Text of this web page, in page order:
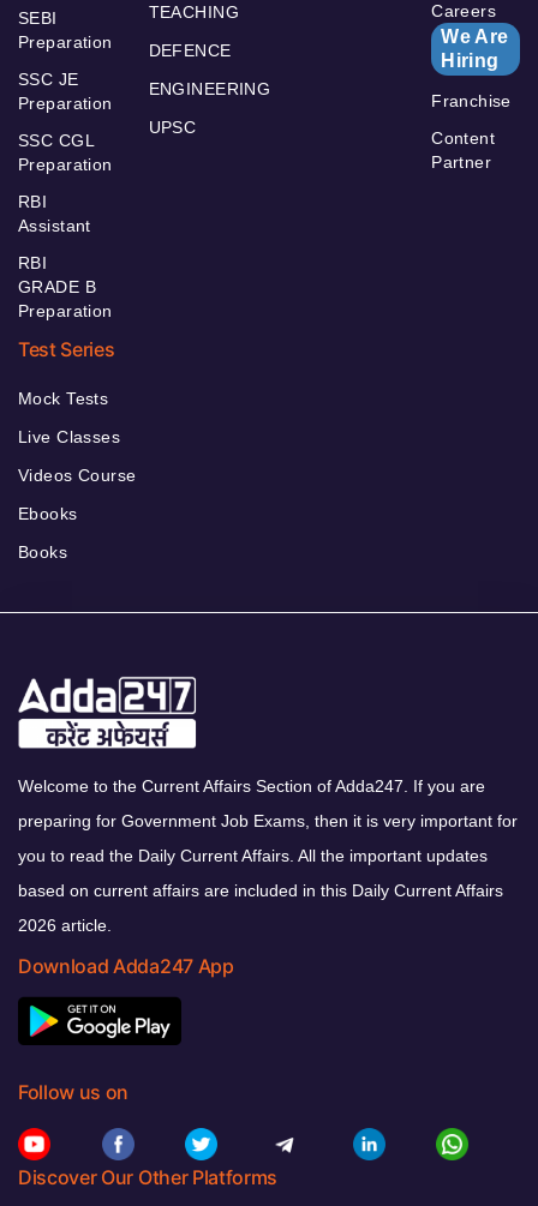
SEBI
Preparation
SSC JE
Preparation
SSC CGL
Preparation
RBI
Assistant
RBI
GRADE B
Preparation
TEACHING
DEFENCE
ENGINEERING
UPSC
Careers
We Are
Hiring
Franchise
Content
Partner
Test Series
Mock Tests
Live Classes
Videos Course
Ebooks
Books
Welcome to the Current Affairs Section of Adda247. If you are
preparing for Government Job Exams, then it is very important for
you to read the Daily Current Affairs. All the important updates
based on current affairs are included in this Daily Current Affairs
2026 article.
Download Adda247 App
Follow us on
Discover Our Other Platforms